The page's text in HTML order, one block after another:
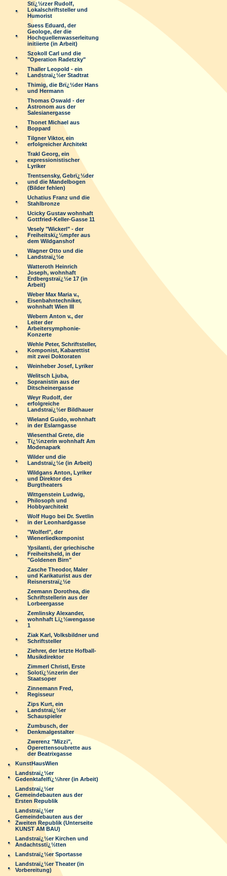
Stï¿½rzer Rudolf,
Lokalschriftsteller und
Humorist
Suess Eduard, der
Geologe, der die
Hochquellenwasserleitung
initiierte (in Arbeit)
Szokoll Carl und die
"Operation Radetzky"
Thaller Leopold - ein
Landstraï¿½er Stadtrat
Thimig, die Brï¿½der Hans
und Hermann
Thomas Oswald - der
Astronom aus der
Salesianergasse
Thonet Michael aus
Boppard
Tilgner Viktor, ein
erfolgreicher Architekt
Trakl Georg, ein
expressionistischer
Lyriker
Trentsensky, Gebrï¿½der
und die Mandelbogen
(Bilder fehlen)
Uchatius Franz und die
Stahlbronze
Ucicky Gustav wohnhaft
Gottfried-Keller-Gasse 11
Vesely "Wickerl" - der
Freiheitskï¿½mpfer aus
dem Wildganshof
Wagner Otto und die
Landstraï¿½e
Watteroth Heinrich
Joseph, wohnhaft
Erdbergstraï¿½e 17 (in
Arbeit)
Weber Max Maria v.,
Eisenbahntechniker,
wohnhaft Wien III
Webern Anton v., der
Leiter der
Arbeitersymphonie-
Konzerte
Wehle Peter, Schriftsteller,
Komponist, Kabarettist
mit zwei Doktoraten
Weinheber Josef, Lyriker
Welitsch Ljuba,
Sopranistin aus der
Ditscheinergasse
Weyr Rudolf, der
erfolgreiche
Landstraï¿½er Bildhauer
Wieland Guido, wohnhaft
in der Eslarngasse
Wiesenthal Grete, die
Tï¿½nzerin wohnhaft Am
Modenapark
Wilder und die
Landstraï¿½e (in Arbeit)
Wildgans Anton, Lyriker
und Direktor des
Burgtheaters
Wittgenstein Ludwig,
Philosoph und
Hobbyarchitekt
Wolf Hugo bei Dr. Svetlin
in der Leonhardgasse
"Wolferl", der
Wienerliedkomponist
Ypsilanti, der griechische
Freiheitsheld, in der
"Goldenen Birn"
Zasche Theodor, Maler
und Karikaturist aus der
Reisnerstraï¿½e
Zeemann Dorothea, die
Schriftstellerin aus der
Lorbeergasse
Zemlinsky Alexander,
wohnhaft Lï¿½wengasse
1
Ziak Karl, Volksbildner und
Schriftsteller
Ziehrer, der letzte Hofball-
Musikdirektor
Zimmerl Christl, Erste
Solotï¿½nzerin der
Staatsoper
Zinnemann Fred,
Regisseur
Zips Kurt, ein
Landstraï¿½er
Schauspieler
Zumbusch, der
Denkmalgestalter
Zwerenz "Mizzi",
Operettensoubrette aus
der Beatrixgasse
KunstHausWien
Landstraï¿½er
Gedenktafelfï¿½hrer (in Arbeit)
Landstraï¿½er
Gemeindebauten aus der
Ersten Republik
Landstraï¿½er
Gemeindebauten aus der
Zweiten Republik (Unterseite
KUNST AM BAU)
Landstraï¿½er Kirchen und
Andachtsstï¿½tten
Landstraï¿½er Sportasse
Landstraï¿½er Theater (in
Vorbereitung)